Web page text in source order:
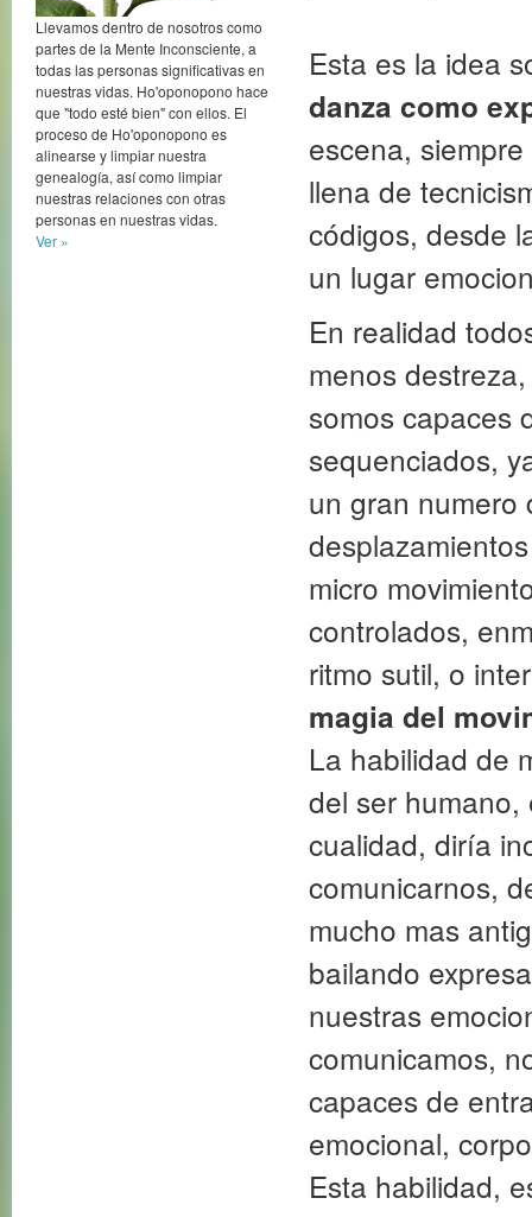
Llevamos dentro de nosotros como
partes de la Mente Inconsciente, a
todas las personas significativas en
nuestras vidas. Ho'oponopono hace
que "todo esté bien" con ellos. El
proceso de Ho'oponopono es
alinearse y limpiar nuestra
genealogía, así como limpiar
nuestras relaciones con otras
personas en nuestras vidas.
Ver »
Esta es la idea
danza como
escena,
llena de
códigos, desde
un lugar
En realidad
menos
somos capaces
sequenciados,
un gran numero
micro
controlados,
ritmo sutil, o
magia del
La habilidad de
del ser
cualidad, diría
comunicarnos,
mucho mas
bailando
nuestras
comunicamos,
capaces de
emocional,
Esta habilidad,